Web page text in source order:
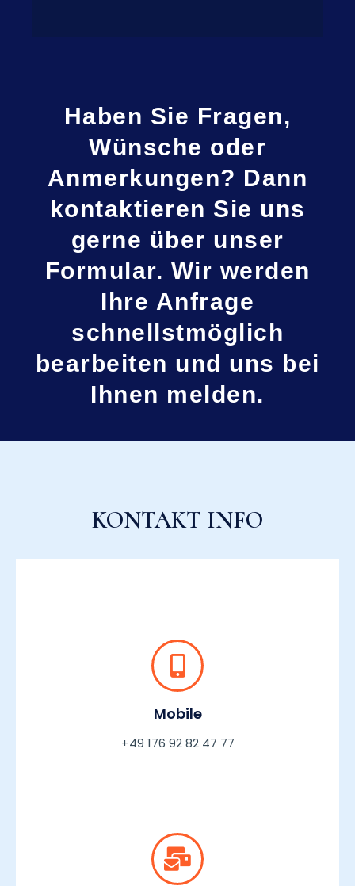
Haben Sie Fragen,
Wünsche oder
Anmerkungen? Dann
kontaktieren Sie uns
gerne über unser
Formular. Wir werden
Ihre Anfrage
schnellstmöglich
bearbeiten und uns bei
Ihnen melden.
KONTAKT INFO
Mobile
+49 176 92 82 47 77